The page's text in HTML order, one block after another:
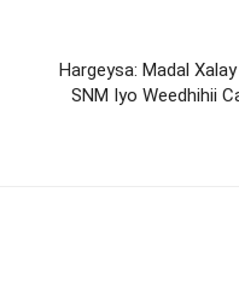
Hargeysa: Madal
SNM Iyo Weedhihii